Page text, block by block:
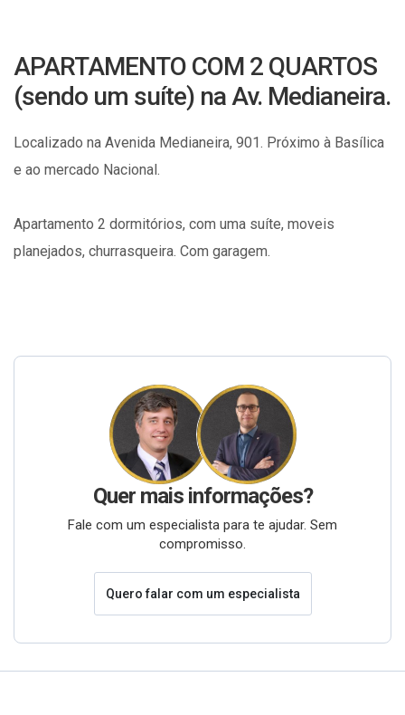
APARTAMENTO COM 2 QUARTOS
(sendo um suíte) na Av. Medianeira.
Localizado na Avenida Medianeira, 901. Próximo à Basílica
e ao mercado Nacional.
Apartamento 2 dormitórios, com uma suíte, moveis
planejados, churrasqueira. Com garagem.
Quer mais informações?
Fale com um especialista para te ajudar. Sem
compromisso.
Quero falar com um especialista